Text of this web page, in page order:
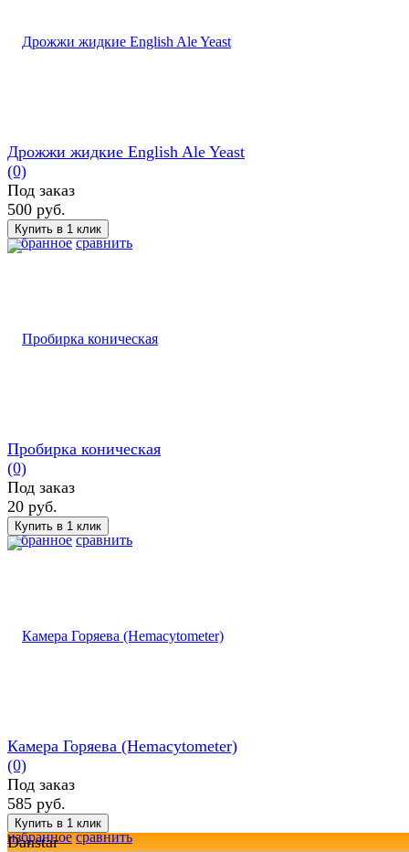
избранное сравнить
Дрожжи жидкие English Ale Yeast
(0)
Под заказ
500 руб.
избранное сравнить
Пробирка коническая
(0)
Под заказ
20 руб.
избранное сравнить
Камера Горяева (Hemacytometer)
(0)
Под заказ
585 руб.
Danstar